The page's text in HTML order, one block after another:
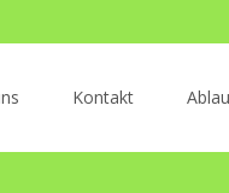
Kontakt